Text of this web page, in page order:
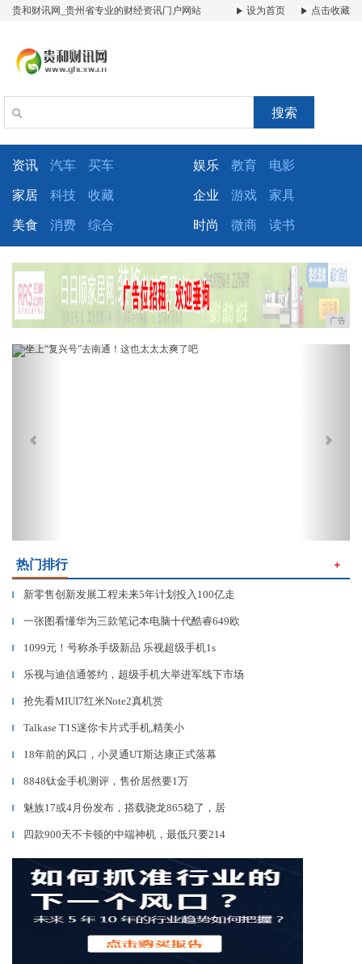
贵和财讯网_贵州省专业的财经资讯门户网站 设为首页 点击收藏
搜索
资讯 汽车 买车 娱乐 教育 电影
家居 科技 收藏 企业 游戏 家具
美食 消费 综合 时尚 微商 读书
广告
Previous
热门排行 ＋
▎ 新零售创新发展工程未来5年计划投入100亿走
▎ 一张图看懂华为三款笔记本电脑十代酷睿649欧
▎ 1099元！号称杀手级新品 乐视超级手机1s
▎ 乐视与迪信通签约，超级手机大举进军线下市场
▎ 抢先看MIUI7红米Note2真机赏
▎ Talkase T1S迷你卡片式手机,精美小
▎ 18年前的风口，小灵通UT斯达康正式落幕
▎ 8848钛金手机测评，售价居然要1万
▎ 魅族17或4月份发布，搭载骁龙865稳了，居
▎ 四款900天不卡顿的中端神机，最低只要214